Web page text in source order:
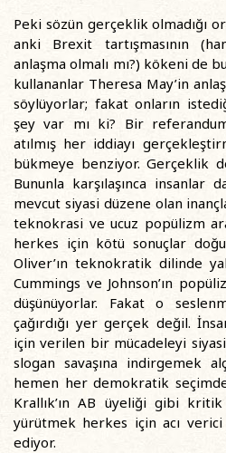
Peki sözün gerçeklik olmadığı
anki Brexit tartışmasının
anlaşma olmalı mı?) kökeni de
kullananlar Theresa May’in
söylüyorlar; fakat onların
şey var mı ki? Bir
atılmış her iddiayı
bükmeye benziyor. Gerçeklik
Bununla karşılaşınca insanlar
mevcut siyasi düzene olan
teknokrasi ve ucuz popülizm
herkes için kötü sonuçlar
Oliver’ın teknokratik dilinde
Cummings ve Johnson’ın
düşünüyorlar. Fakat o
çağırdığı yer gerçek değil.
için verilen bir mücadeleyi
slogan savaşına indirgemek
hemen her demokratik
Krallık’ın AB üyeliği gibi
yürütmek herkes için acı
ediyor.